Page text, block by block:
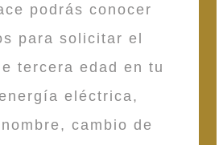
podrás conocer
para solicitar el
tercera edad en tu
eléctrica,
cambio de